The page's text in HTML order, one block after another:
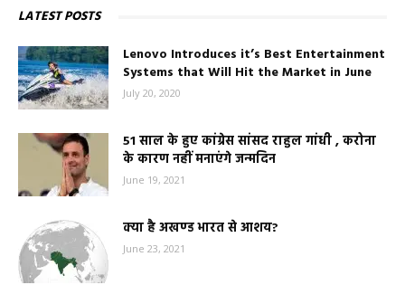
LATEST POSTS
Lenovo Introduces it’s Best Entertainment
Systems that Will Hit the Market in June
July 20, 2020
51 साल के हुए कांग्रेस सांसद राहुल गांधी , करोना
के कारण नहीं मनाएंगे जन्मदिन
June 19, 2021
क्या है अखण्ड भारत से आशय?
June 23, 2021